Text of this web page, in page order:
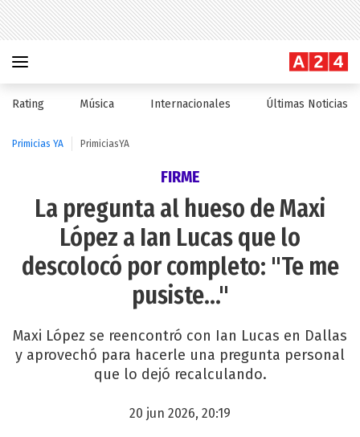
Rating Música Internacionales Últimas Noticias
Primicias YA PrimiciasYA
FIRME
La pregunta al hueso de Maxi
López a Ian Lucas que lo
descolocó por completo: "Te me
pusiste..."
Maxi López se reencontró con Ian Lucas en Dallas
y aprovechó para hacerle una pregunta personal
que lo dejó recalculando.
20 jun 2026, 20:19